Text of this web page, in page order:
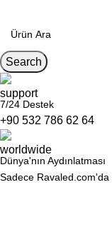
Search
7/24 Destek
+90 532 786 62 64
Dünya'nın Aydınlatması
Sadece Ravaled.com'da